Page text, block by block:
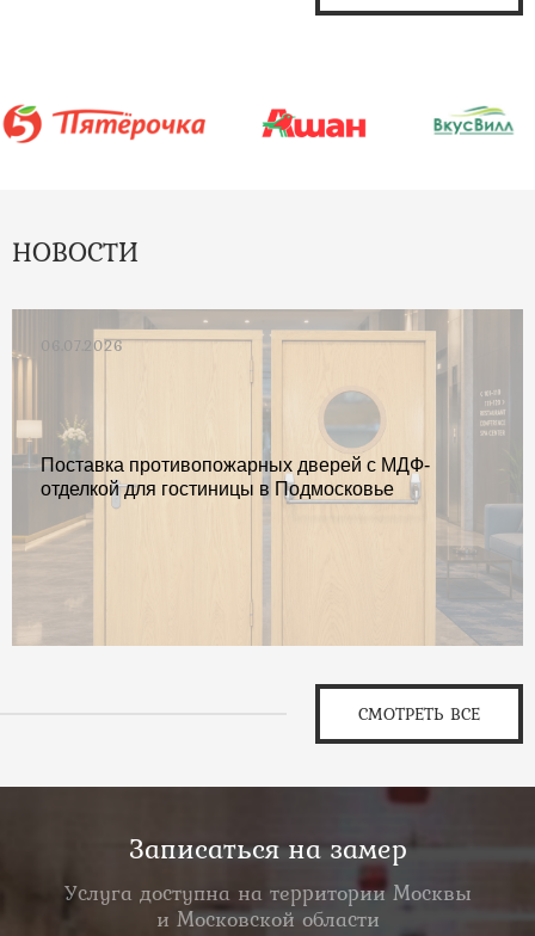
НОВОСТИ
06.07.2026
Поставка противопожарных дверей с МДФ-
отделкой для гостиницы в Подмосковье
СМОТРЕТЬ ВСЕ
Записаться на замер
Услуга доступна на территории Москвы
и Московской области